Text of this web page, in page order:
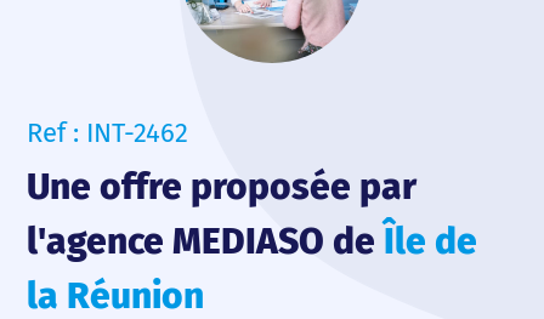
Ref : INT-2462
Une offre proposée par
l'agence MEDIASO de Île de
la Réunion